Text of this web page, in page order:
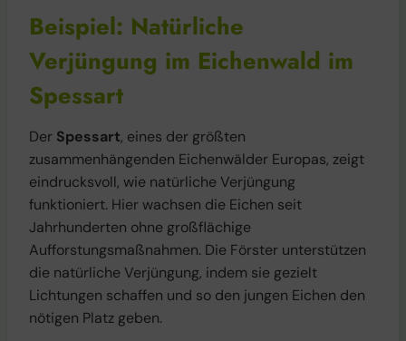
Beispiel: Natürliche
Verjüngung im Eichenwald im
Spessart
Der Spessart, eines der größten
zusammenhängenden Eichenwälder Europas, zeigt
eindrucksvoll, wie natürliche Verjüngung
funktioniert. Hier wachsen die Eichen seit
Jahrhunderten ohne großflächige
Aufforstungsmaßnahmen. Die Förster unterstützen
die natürliche Verjüngung, indem sie gezielt
Lichtungen schaffen und so den jungen Eichen den
nötigen Platz geben.